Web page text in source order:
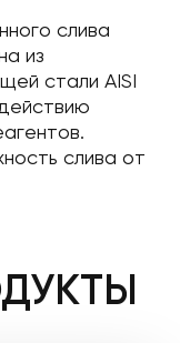
слива
​​из
стали AISI
слива от